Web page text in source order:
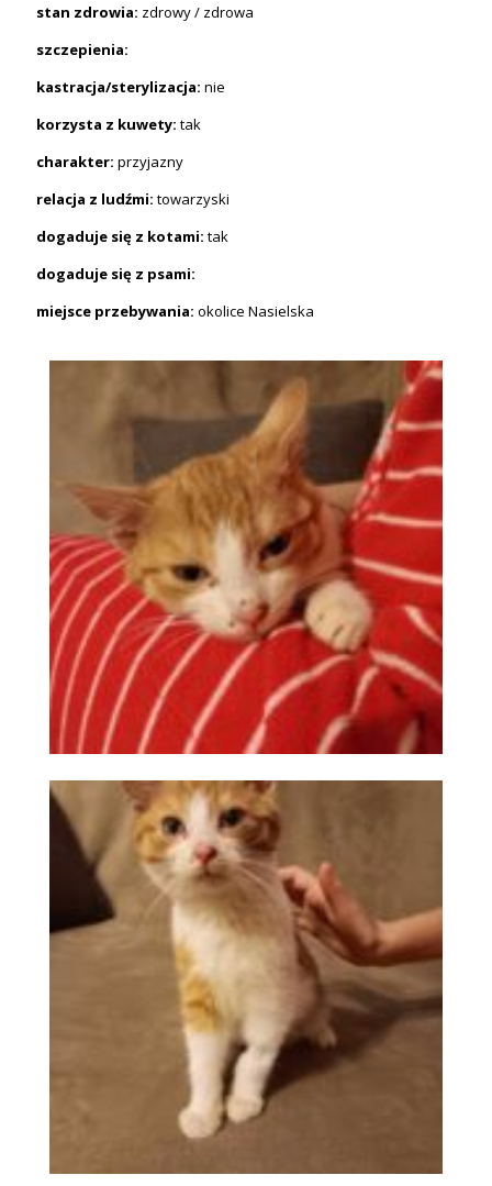
stan zdrowia: zdrowy / zdrowa
szczepienia:
kastracja/sterylizacja: nie
korzysta z kuwety: tak
charakter: przyjazny
relacja z ludźmi: towarzyski
dogaduje się z kotami: tak
dogaduje się z psami:
miejsce przebywania: okolice Nasielska